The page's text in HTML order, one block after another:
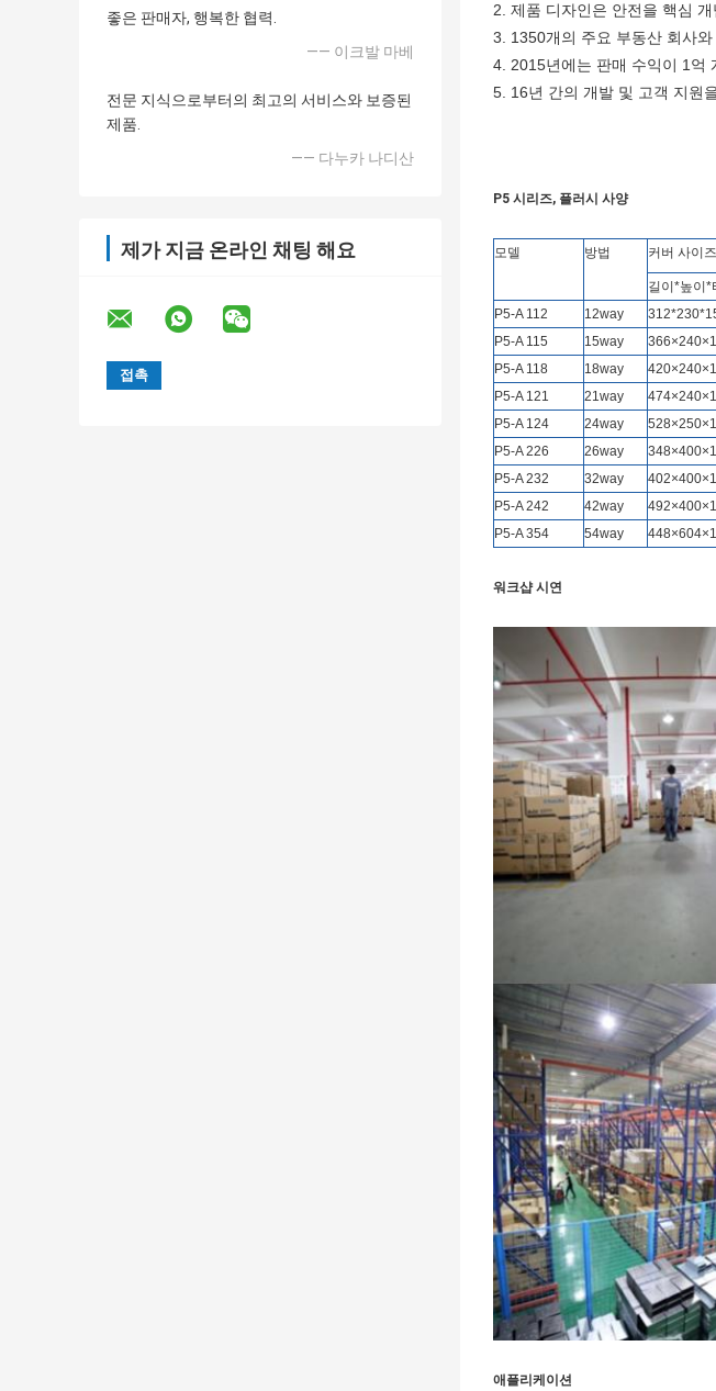
좋은 판매자, 행복한 협력.
—— 이크발 마베
전문 지식으로부터의 최고의 서비스와 보증된
제품.
—— 다누카 나디산
제가 지금 온라인 채팅 해요
2. 제품 디자인은 안전을 핵심
3. 1350개의 주요 부동산 회사
4. 2015년에는 판매 수익이 1억
5. 16년 간의 개발 및 고객 지원
P5 시리즈, 플러시 사양
모델 방법 커버 사이즈
길이*높이*
P5-A 112
12way 312*230*
P5-A 115
15way
P5-A 118
18way
P5-A 121
21way
P5-A 124
24way
P5-A 226
26way
P5-A 232
32way
P5-A 242
42way
P5-A 354
54way
워크샵 시연
애플리케이션